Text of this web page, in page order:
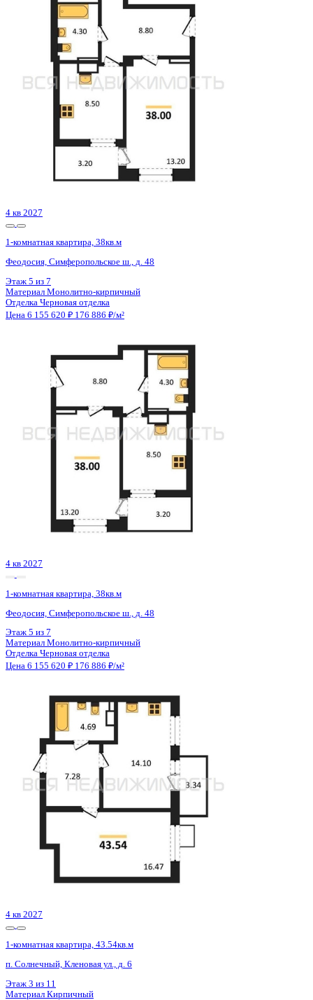
1-комнатная квартира, 38кв.м
Феодосия, Симферопольское ш., д. 48
7 из 7
Материал Монолитно-кирпичный
Черновая отделка
Цена 6 155 620 ₽ 176 886 ₽/м²
1-комнатная квартира, 38кв.м
Этаж
Материал
Монолитно-кирпичный
Отделка Черновая отделка
Цена 6 155 620 ₽ 176 886 ₽/м²
4 кв 2027
1-комнатная квартира, 38кв.м
Феодосия, Симферопольское ш., д. 48